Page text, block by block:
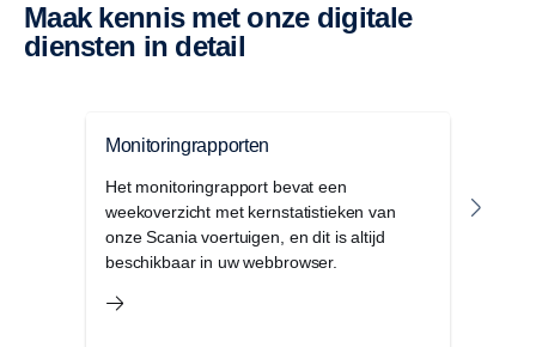
Maak kennis met onze digitale
diensten in detail
Monitoringrapporten
Het monitoringrapport bevat een
weekoverzicht met kernstatistieken van
onze Scania voertuigen, en dit is altijd
beschikbaar in uw webbrowser.